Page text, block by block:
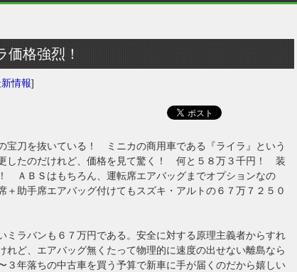
価格強烈！
情報]
宝刀を抜いている！ ミニカの商用車である『ライラ』という
したのだけれど、価格を見て驚く！ 何と５８万３千円！ 装
ＡＢＳはもちろん、運転席エアバッグまでオプションなの
＋助手席エアバッグ付けてもスズキ・アルトの６７万７２５０
ミラバンも６７万円である。安全に対する原理主義者からすれ
れど、エアバッグ無くたって物理的に速度の出せない離島なら
３年落ちの中古車を買う予算で新車に手が届くのだから嬉しい